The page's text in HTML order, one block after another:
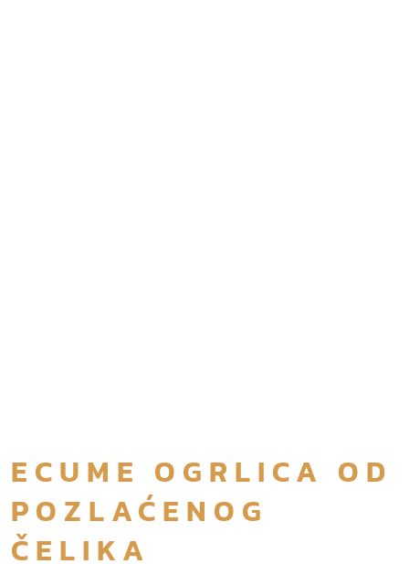
ECUME OGRLICA OD
POZLAĆENOG
ČELIKA